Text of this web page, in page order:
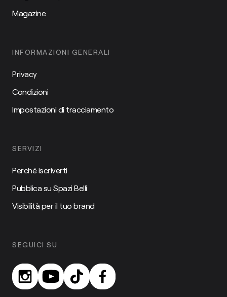
Magazine
INFORMAZIONI GENERALI
Privacy
Condizioni
Impostazioni di tracciamento
SERVIZI
Perché iscriverti
Pubblica su Spazi Belli
Visibilità per il tuo brand
SEGUICI SU